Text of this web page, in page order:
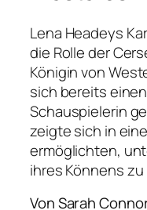
Lena Headeys
die Rolle der
Königin von
sich bereits
Schauspielerin
zeigte sich in
ermöglichten,
ihres Könnens
Von Sarah